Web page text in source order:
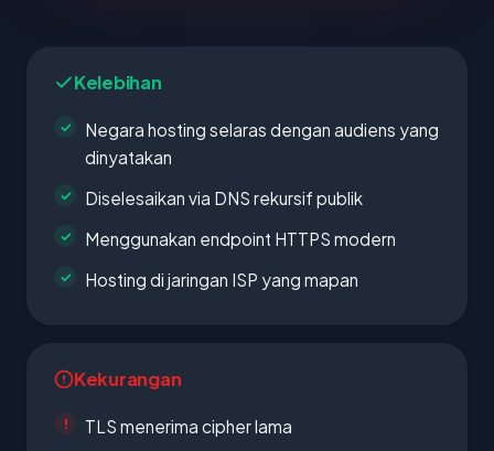
Kelebihan
Negara hosting selaras dengan audiens yang
dinyatakan
Diselesaikan via DNS rekursif publik
Menggunakan endpoint HTTPS modern
Hosting di jaringan ISP yang mapan
Kekurangan
TLS menerima cipher lama